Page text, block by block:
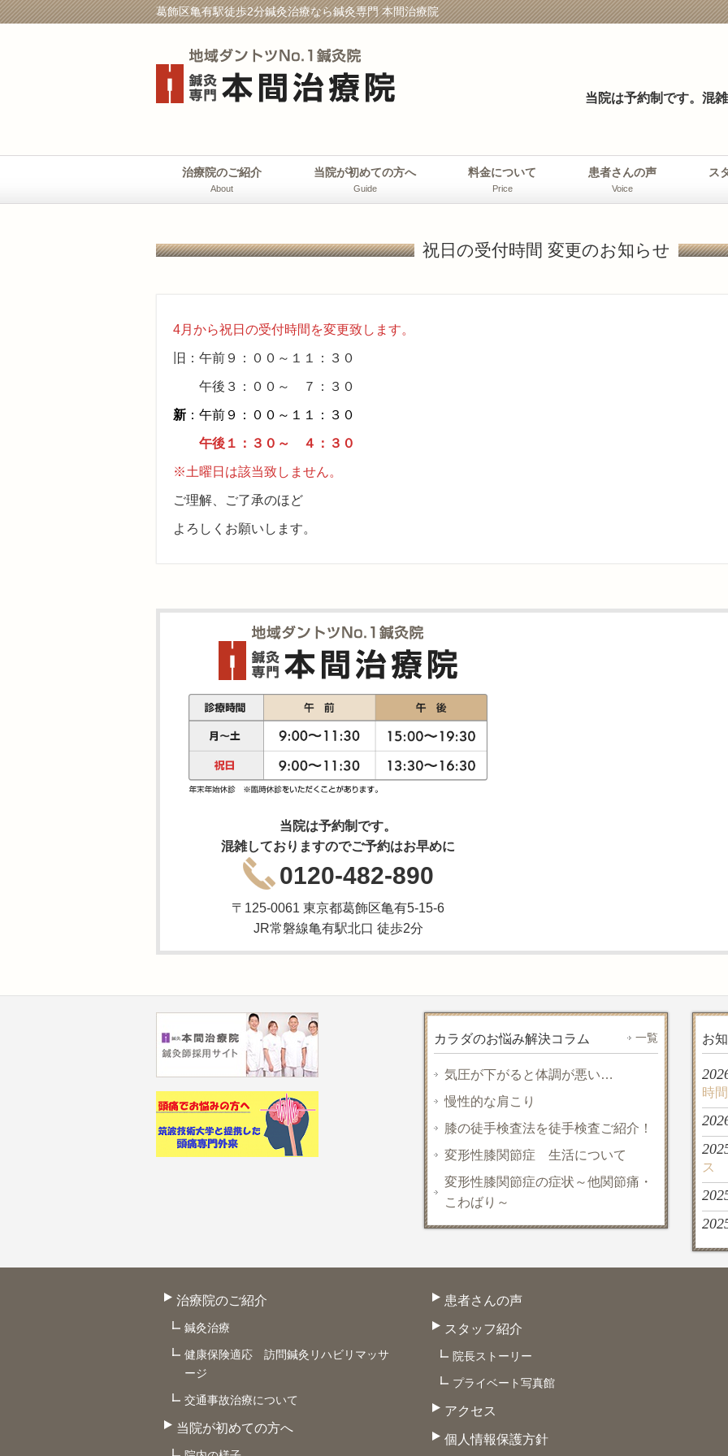
葛飾区亀有駅徒歩2分鍼灸治療なら鍼灸専門 本間治療院
当院は予約制です。 混
治療院のご紹介
About
当院が初めての方へ
Guide
料金について
Price
患者さんの声
Voice
ス
祝日の受付時間 変更のお知らせ
4月から祝日の受付時間を変更致します。
旧：午前９：００～１１：３０
午後３：００～ ７：３０
新 ：午前９：００～１１：３０
午後１：３０～ ４：３０
※土曜日は該当致しません。
ご理解、ご了承のほど
よろしくお願いします。
当院は予約制です。
混雑しておりますのでご予約はお早めに
0120-482-890
〒125-0061 東京都葛飾区亀有5-15-6
JR常磐線亀有駅北口 徒歩2分
カラダのお悩み解決コラム 一覧
気圧が下がると体調が悪い…
慢性的な肩こり
膝の徒手検査法を徒手検査ご紹介！
変形性膝関節症 生活について
変形性膝関節症の症状～他関節痛・
こわばり～
お
時間
ス
治療院のご紹介
鍼灸治療
健康保険適応 訪問鍼灸リハビリマッサ
ージ
交通事故治療について
当院が初めての方へ
患者さんの声
スタッフ紹介
院長ストーリー
プライベート写真館
アクセス
個人情報保護方針